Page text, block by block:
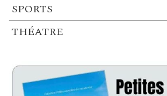
SPORTS
THÉATRE